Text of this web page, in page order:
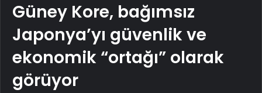
Güney Kore, bağımsız
Japonya’yı güvenlik ve
ekonomik “ortağı” olarak
görüyor